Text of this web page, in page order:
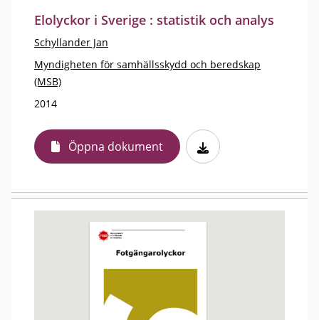
Elolyckor i Sverige : statistik och analys
Schyllander Jan
Myndigheten för samhällsskydd och beredskap
(MSB)
2014
Öppna dokument